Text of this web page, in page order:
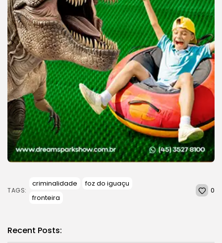
TAGS:
criminalidade
foz do iguaçu
fronteira
0
Recent Posts: